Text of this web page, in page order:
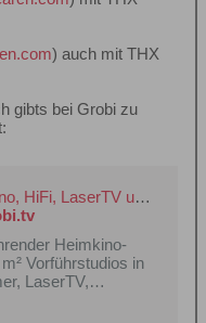
) auch mit THX
gibts bei Grobi zu
GROBI - Heimkino, HiFi, LaserTV und mehr
Heimkino-
Vorführstudios in
LaserTV,